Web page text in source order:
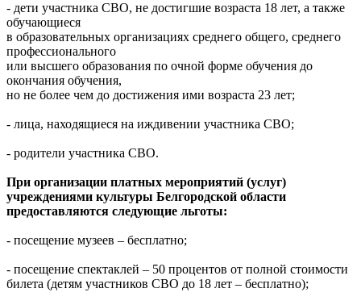
- дети участника СВО, не достигшие возраста 18 лет, а также
обучающиеся
в образовательных организациях среднего общего, среднего
профессионального
или высшего образования по очной форме обучения до
окончания обучения,
но не более чем до достижения ими возраста 23 лет;
- лица, находящиеся на иждивении участника СВО;
- родители участника СВО.
При организации платных мероприятий (услуг)
учреждениями культуры Белгородской области
предоставляются следующие льготы:
- посещение музеев – бесплатно;
- посещение спектаклей – 50 процентов от полной стоимости
билета (детям участников СВО до 18 лет – бесплатно);